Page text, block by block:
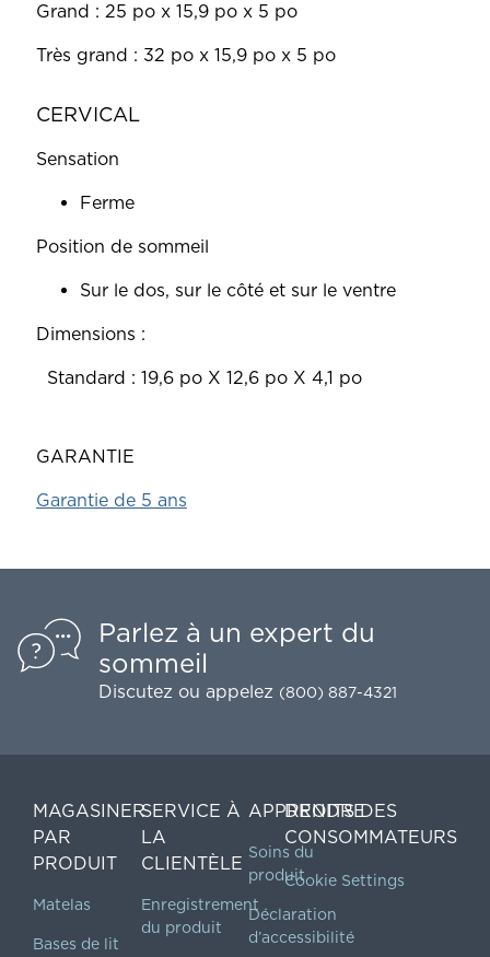
Grand : 25 po x 15,9 po x 5 po
Très grand : 32 po x 15,9 po x 5 po
CERVICAL
Sensation
Ferme
Position de sommeil
Sur le dos, sur le côté et sur le ventre
Dimensions :
‎ ‎ Standard : 19,6 po X 12,6 po X 4,1 po
GARANTIE
Garantie de 5 ans
Parlez à un expert du
sommeil
Discutez ou appelez (800) 887-4321
MAGASINER
PAR
PRODUIT
Matelas
Bases de lit
SERVICE À
LA
CLIENTÈLE
Enregistrement
du produit
APPRENDRE
Soins du
produit
Déclaration
d’accessibilité
DROITS DES
CONSOMMATEURS
Cookie Settings